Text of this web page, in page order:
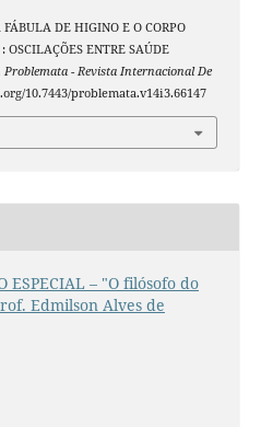
DE HIGINO E O CORPO
OSCILAÇÕES ENTRE SAÚDE
Problemata - Revista Internacional De
10.7443/problemata.v14i3.66147
ESPECIAL – "O filósofo do
Edmilson Alves de